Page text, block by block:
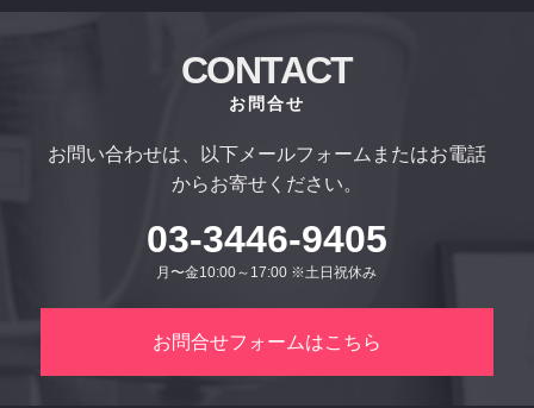
CONTACT
お問合せ
お問い合わせは、以下メールフォームまたはお電話
からお寄せください。
03-3446-9405
月〜金10:00～17:00 ※土日祝休み
お問合せフォームはこちら